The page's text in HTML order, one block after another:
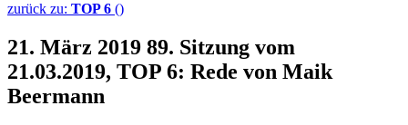
zurück zu: TOP 6 ()
21. März 2019 89. Sitzung vom
21.03.2019, TOP 6: Rede von Maik
Beermann